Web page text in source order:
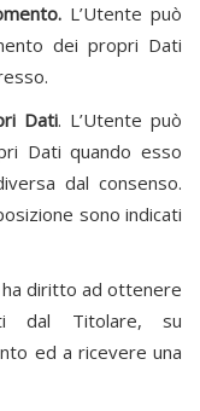
L’Utente può
dei propri Dati
Dati. L’Utente può
Dati quando esso
dal consenso.
sono indicati
ha diritto ad ottenere
dal Titolare, su
ed a ricevere una